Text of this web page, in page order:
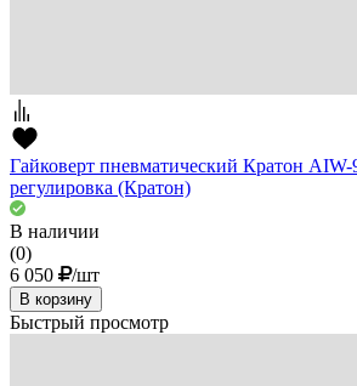
Гайковерт пневматический Кратон AIW-
регулировка (Кратон)
В наличии
(0)
6 050
/шт
В корзину
Быстрый просмотр